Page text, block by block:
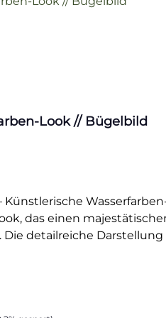
Look // Bügelbild
Künstlerische
das einen
Die detailreiche
Preis: